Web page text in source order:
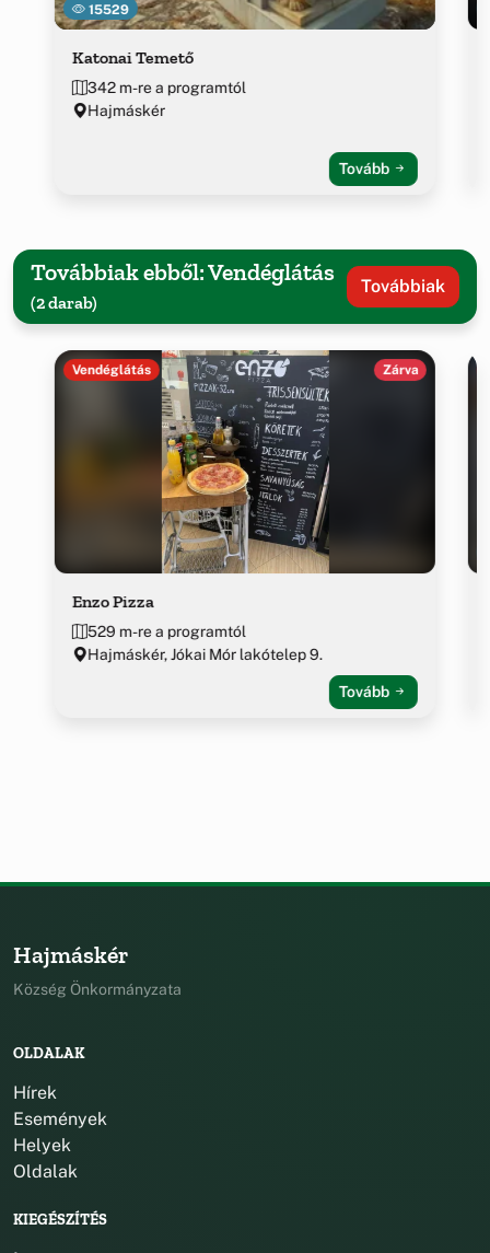
15529
Katonai Temető
342 m-re a programtól
Hajmáskér
Tovább
Továbbiak ebből: Vendéglátás
(2 darab)
Továbbiak
Vendéglátás Zárva
Enzo Pizza
529 m-re a programtól
Hajmáskér, Jókai Mór lakótelep 9.
Tovább
Hajmáskér
Község Önkormányzata
OLDALAK
Hírek
Események
Helyek
Oldalak
KIEGÉSZÍTÉS